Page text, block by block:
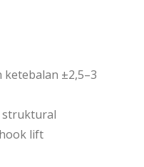
±2,5–3
struktural
lift